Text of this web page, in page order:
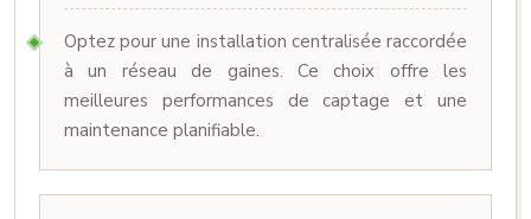
Optez pour une installation centralisée raccordée
à un réseau de gaines. Ce choix offre les
meilleures performances de captage et une
maintenance planifiable.